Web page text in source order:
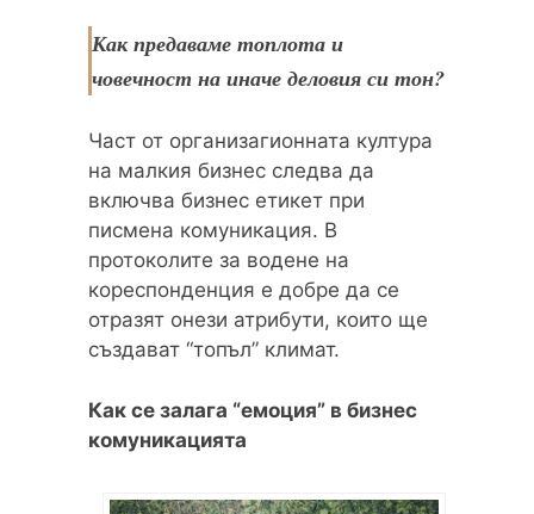
Как предаваме топлота и
човечност на иначе деловия си тон?
Част от организагионната култура
на малкия бизнес следва да
включва бизнес етикет при
писмена комуникация. В
протоколите за водене на
кореспонденция е добре да се
отразят онези атрибути, които ще
създават “топъл” климат.
Как се залага “емоция” в бизнес
комуникацията